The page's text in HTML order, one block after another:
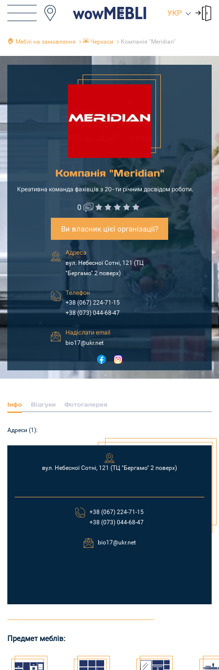
УКР
🏠 Меблі на замовлення 🌇 Черкаси Компанія "Meridian"
Компанія "Meridian"
Креативна команда фахівців з 20-ти річним досвідом роботи.
0
Ви власник цієї організації?
Адреса
вул. Небесної Сотні, 121 (TЦ
"Бергамо" 2 поверх)
Телефон
+38 (067) 224-71-15
+38 (073) 044-68-47
Надіслати email
bio17@ukr.net
Інфо Відгуки Фотогалерея
Адреси (1):
вул. Небесної Сотні, 121 (TЦ "Бергамо" 2 поверх)
+38 (067) 224-71-15
+38 (073) 044-68-47
bio17@ukr.net
Предмет меблів: